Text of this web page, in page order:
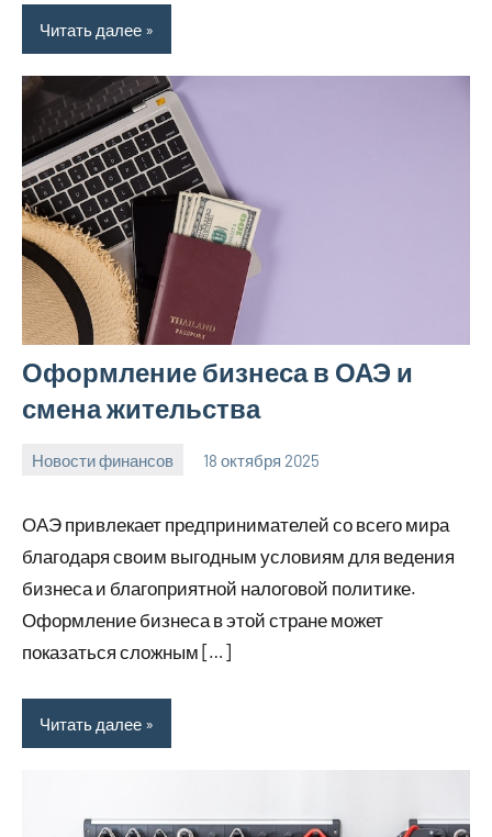
Читать далее
Оформление бизнеса в ОАЭ и
смена жительства
Новости финансов 18 октября 2025
ОАЭ привлекает предпринимателей со всего мира
благодаря своим выгодным условиям для ведения
бизнеса и благоприятной налоговой политике.
Оформление бизнеса в этой стране может
показаться сложным […]
Читать далее